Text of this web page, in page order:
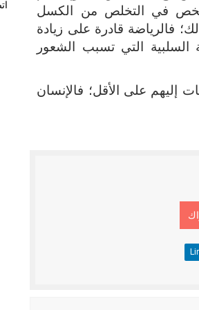
في التخلص من الكسل
فالرياضة قادرة على زيادة
السلبية التي تسبب الشعور
إليهم على الأقل؛ فالإنسان